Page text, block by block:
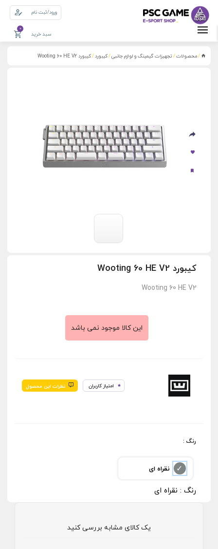
ورود/ثبت نام
سبد خرید
0
/محصولات/تجهیزات گیمینگ و لوازم جانبی/کیبورد/کیبورد Wooting 60 HE V2
یک کالای مشابه بررسی کنید
کیبورد Wooting 60 HE V2
Wooting 60 HE V2
این کالا موجود نمی باشد
امتیاز کاربران نظرات این محصول
: رنگ
نقراه ای
رنگ : نقراه ای